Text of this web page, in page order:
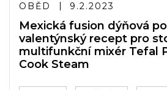
OBĚD 9.2.2023
Mexická fusion dýňová
valentýnský recept pro
multifunkční mixér Tefal
Cook Steam